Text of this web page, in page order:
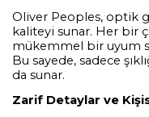
Oliver Peoples, optik
kaliteyi sunar. Her bir
mükemmel bir uyum
Bu sayede, sadece
da sunar.
Zarif Detaylar ve